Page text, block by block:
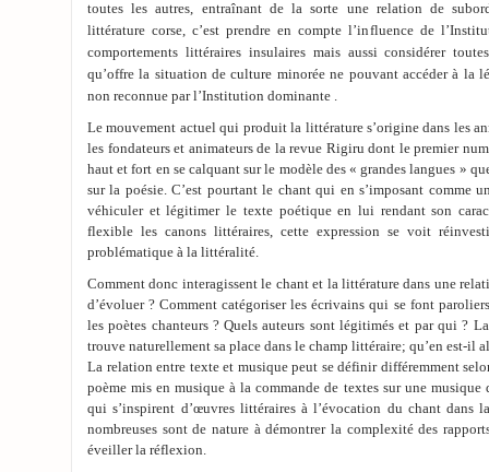
toutes les autres, entraînant de la sorte une relation de
littérature corse, c’est prendre en compte l’influence de
comportements littéraires insulaires mais aussi considérer
qu’offre la situation de culture minorée ne pouvant accéder à la
non reconnue par l’Institution dominante .
Le mouvement actuel qui produit la littérature s’origine dans les
les fondateurs et animateurs de la revue Rigiru dont le premier
haut et fort en se calquant sur le modèle des « grandes langues »
sur la poésie. C’est pourtant le chant qui en s’imposant comme
véhiculer et légitimer le texte poétique en lui rendant son
flexible les canons littéraires, cette expression se voit
problématique à la littéralité.
Comment donc interagissent le chant et la littérature dans une
d’évoluer ? Comment catégoriser les écrivains qui se font
les poètes chanteurs ? Quels auteurs sont légitimés et par qui ?
trouve naturellement sa place dans le champ littéraire; qu’en est-il
La relation entre texte et musique peut se définir différemment
poème mis en musique à la commande de textes sur une musique
qui s’inspirent d’œuvres littéraires à l’évocation du chant dans
nombreuses sont de nature à démontrer la complexité des
éveiller la réflexion.